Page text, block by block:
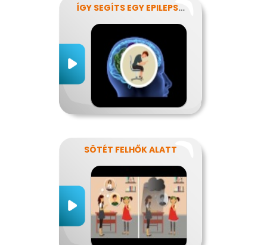
ÍGY SEGÍTS EGY EPILEPSZIÁSNAK
SÖTÉT FELHŐK ALATT